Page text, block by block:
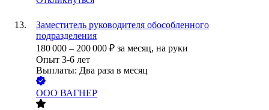
Заместитель руководителя обособленного
подразделения
180 000 – 200 000 ₽ за месяц, на руки
Опыт 3-6 лет
Выплаты: Два раза в месяц
ООО ВАГНЕР